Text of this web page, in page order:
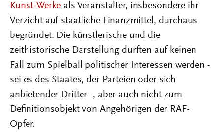
Kunst-Werke als Veranstalter, insbesondere ihr
Verzicht auf staatliche Finanzmittel, durchaus
begründet. Die künstlerische und die
zeithistorische Darstellung durften auf keinen
Fall zum Spielball politischer Interessen werden -
sei es des Staates, der Parteien oder sich
anbietender Dritter -, aber auch nicht zum
Definitionsobjekt von Angehörigen der RAF-
Opfer.